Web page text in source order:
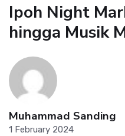
Ipoh Night
hingga Musik
Muhammad Sanding
1 February 2024